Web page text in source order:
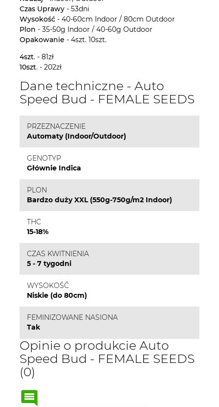
Czas Uprawy - 53dni
Wysokość - 40-60cm Indoor / 80cm Outdoor
Plon - 35-50g Indoor / 40-60g Outdoor
Opakowanie - 4szt. 10szt.
4szt. - 81zł
10szt. - 202zł
Dane techniczne - Auto
Speed Bud - FEMALE SEEDS
PRZEZNACZENIE
Automaty (Indoor/Outdoor)
GENOTYP
Głównie Indica
PLON
Bardzo duży XXL (550g-750g/m2 Indoor)
THC
15-18%
CZAS KWITNIENIA
5 - 7 tygodni
WYSOKOŚĆ
Niskie (do 80cm)
FEMINIZOWANE NASIONA
Tak
Opinie o produkcie Auto
Speed Bud - FEMALE SEEDS
(0)